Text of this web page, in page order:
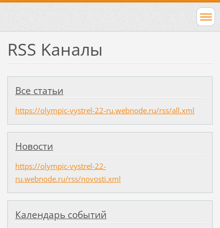
RSS Kаналы
Все статьи
https://olympic-vystrel-22-ru.webnode.ru/rss/all.xml
Новости
https://olympic-vystrel-22-
ru.webnode.ru/rss/novosti.xml
Календарь событий